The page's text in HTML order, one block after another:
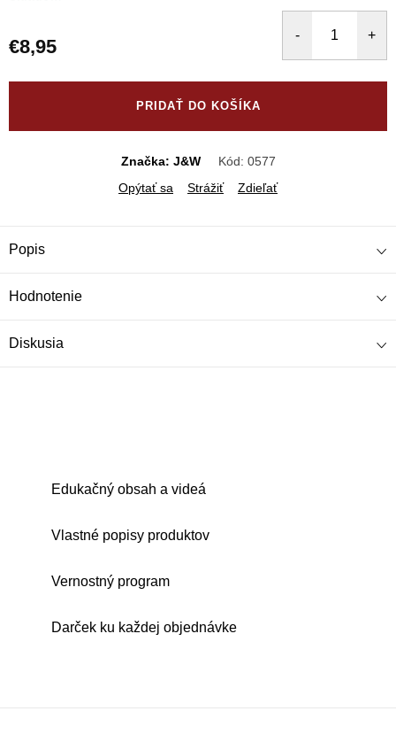
€8,95
PRIDAŤ DO KOŠÍKA
Značka: J&W Kód: 0577
Opýtať sa
Strážiť Zdieľať
Popis
Hodnotenie
Diskusia
Edukačný obsah a videá
Vlastné popisy produktov
Vernostný program
Darček ku každej objednávke